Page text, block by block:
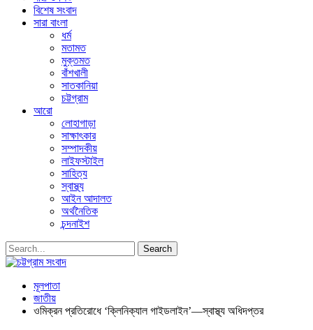
বিশেষ সংবাদ
সারা বাংলা
ধর্ম
মতামত
মুক্তমত
বাঁশখালী
সাতকানিয়া
চট্টগ্রাম
আরো
লোহাগাড়া
সাক্ষাৎকার
সম্পাদকীয়
লাইফস্টাইল
সাহিত্য
স্বাস্থ্য
আইন আদালত
অর্থনৈতিক
চন্দনাইশ
মূলপাতা
জাতীয়
ওমিক্রন প্রতিরোধে ‘ক্লিনিক্যাল গাইডলাইন’—স্বাস্থ্য অধিদপ্তর